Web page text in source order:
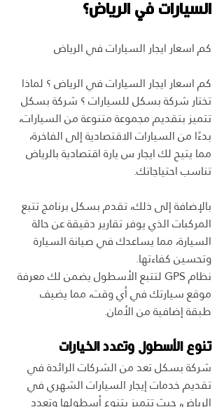
السيارات في الرياض؟
كم اسعار ايجار السيارات في الرياض
كم اسعار ايجار السيارات في الرياض ؟ لماذا
تختار شركة بسكل للسيارات ؟ شركة بسكل
تتميز بتقديم مجموعة متنوعة من السيارات،
بدءًا من السيارات الاقتصادية إلى الفاخرة،
مما يتيح لك ايجار س يارة اقتصادية بالرياض
تناسب احتياجاتك.
بالإضافة إلى ذلك، تقدم بسكل برنامج تتبع
المركبات الذي يوفر تقارير دقيقة عن حالة
السيارة، مما يساعدك في صيانة السيارة
وتحسين كفاءتها.
نظام GPS لتتبع الأسطول يضمن لك معرفة
موقع سيارتك في أي وقت، مما يضيف
طبقة إضافية من الأمان.
تنوع الأسطول وتعدد الخيارات
شركة بسكل تعد من الشركات الرائدة في
تقديم خدمات إيجار السيارات الشهري في
الرياض، حيث تتميز بتنوع أسطولها وتعدد